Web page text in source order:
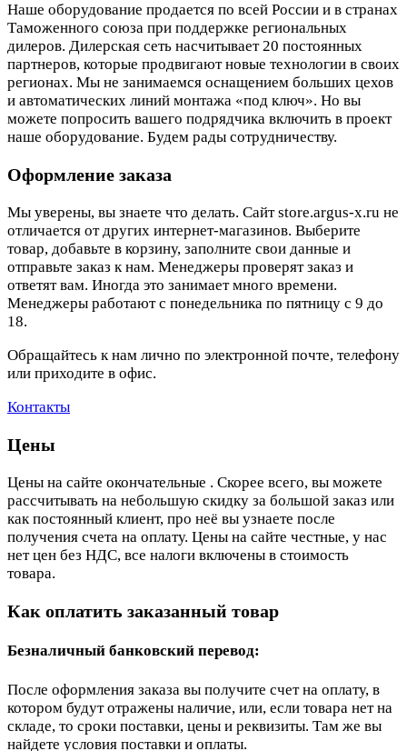
Наше оборудование продается по всей России и в странах
Таможенного союза при поддержке региональных
дилеров. Дилерская сеть насчитывает 20 постоянных
партнеров, которые продвигают новые технологии в своих
регионах. Мы не занимаемся оснащением больших цехов
и автоматических линий монтажа «под ключ». Но вы
можете попросить вашего подрядчика включить в проект
наше оборудование. Будем рады сотрудничеству.
Оформление заказа
Мы уверены, вы знаете что делать. Сайт store.argus-x.ru не
отличается от других интернет-магазинов. Выберите
товар, добавьте в корзину, заполните свои данные и
отправьте заказ к нам. Менеджеры проверят заказ и
ответят вам. Иногда это занимает много времени.
Менеджеры работают с понедельника по пятницу с 9 до
18.
Обращайтесь к нам лично по электронной почте, телефону
или приходите в офис.
Контакты
Цены
Цены на сайте окончательные . Скорее всего, вы можете
рассчитывать на небольшую скидку за большой заказ или
как постоянный клиент, про неё вы узнаете после
получения счета на оплату. Цены на сайте честные, у нас
нет цен без НДС, все налоги включены в стоимость
товара.
Как оплатить заказанный товар
Безналичный банковский перевод:
После оформления заказа вы получите счет на оплату, в
котором будут отражены наличие, или, если товара нет на
складе, то сроки поставки, цены и реквизиты. Там же вы
найдете условия поставки и оплаты.